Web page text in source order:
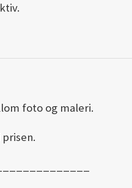
foto og maleri.